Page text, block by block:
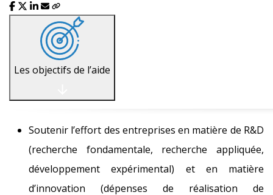
Les objectifs de l’aide
Soutenir l’effort des entreprises en matière de R&D
(recherche fondamentale, recherche appliquée,
développement expérimental) et en matière
d’innovation (dépenses de réalisation de